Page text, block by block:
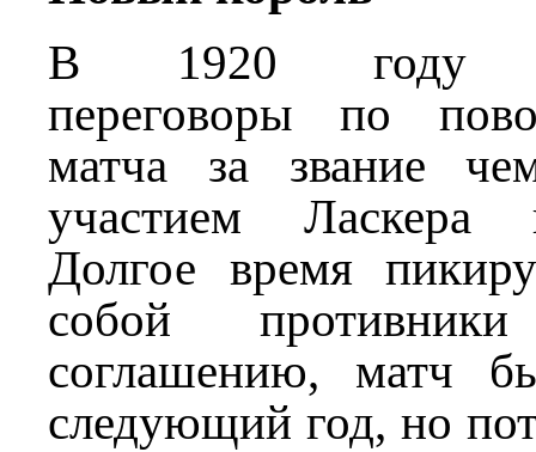
В 1920 году
переговоры по
матча за звание
участием Ласкера
Долгое время
собой
соглашению, матч
следующий год, но